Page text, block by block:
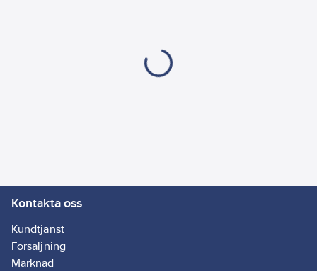
Kontakta oss
Kundtjänst
Försäljning
Marknad